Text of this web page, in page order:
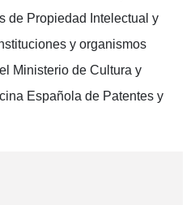
de Propiedad Intelectual y
y organismos
Ministerio de Cultura y
Española de Patentes y